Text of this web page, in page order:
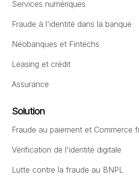
Services numériques
Fraude à l'identité dans la banque
Néobanques et Fintechs
Leasing et crédit
Assurance
Solution
Fraude au paiement et Commerce
Vérification de l'identité digitale
Lutte contre la fraude au BNPL